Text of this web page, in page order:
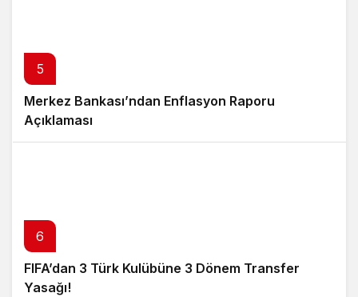
5
Merkez Bankası’ndan Enflasyon Raporu
Açıklaması
6
FIFA’dan 3 Türk Kulübüne 3 Dönem Transfer
Yasağı!